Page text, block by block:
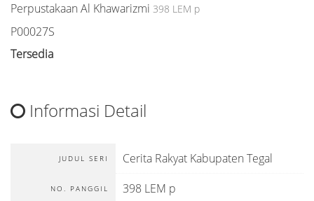
Perpustakaan Al Khawarizmi 398 LEM p
P00027S
Tersedia
Informasi Detail
JUDUL SERI Cerita Rakyat Kabupaten Tegal
NO. PANGGIL 398 LEM p